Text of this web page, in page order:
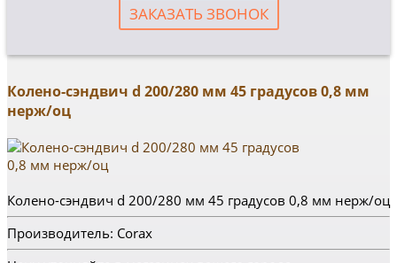
ЗАКАЗАТЬ ЗВОНОК
Колено-сэндвич d 200/280 мм 45 градусов 0,8 мм
нерж/оц
Колено-сэндвич d 200/280 мм 45 градусов 0,8 мм нерж/оц
Производитель: Corax